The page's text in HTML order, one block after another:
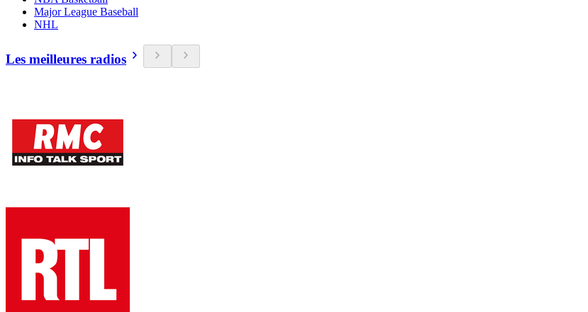
Major League Baseball
NHL
Les meilleures radios